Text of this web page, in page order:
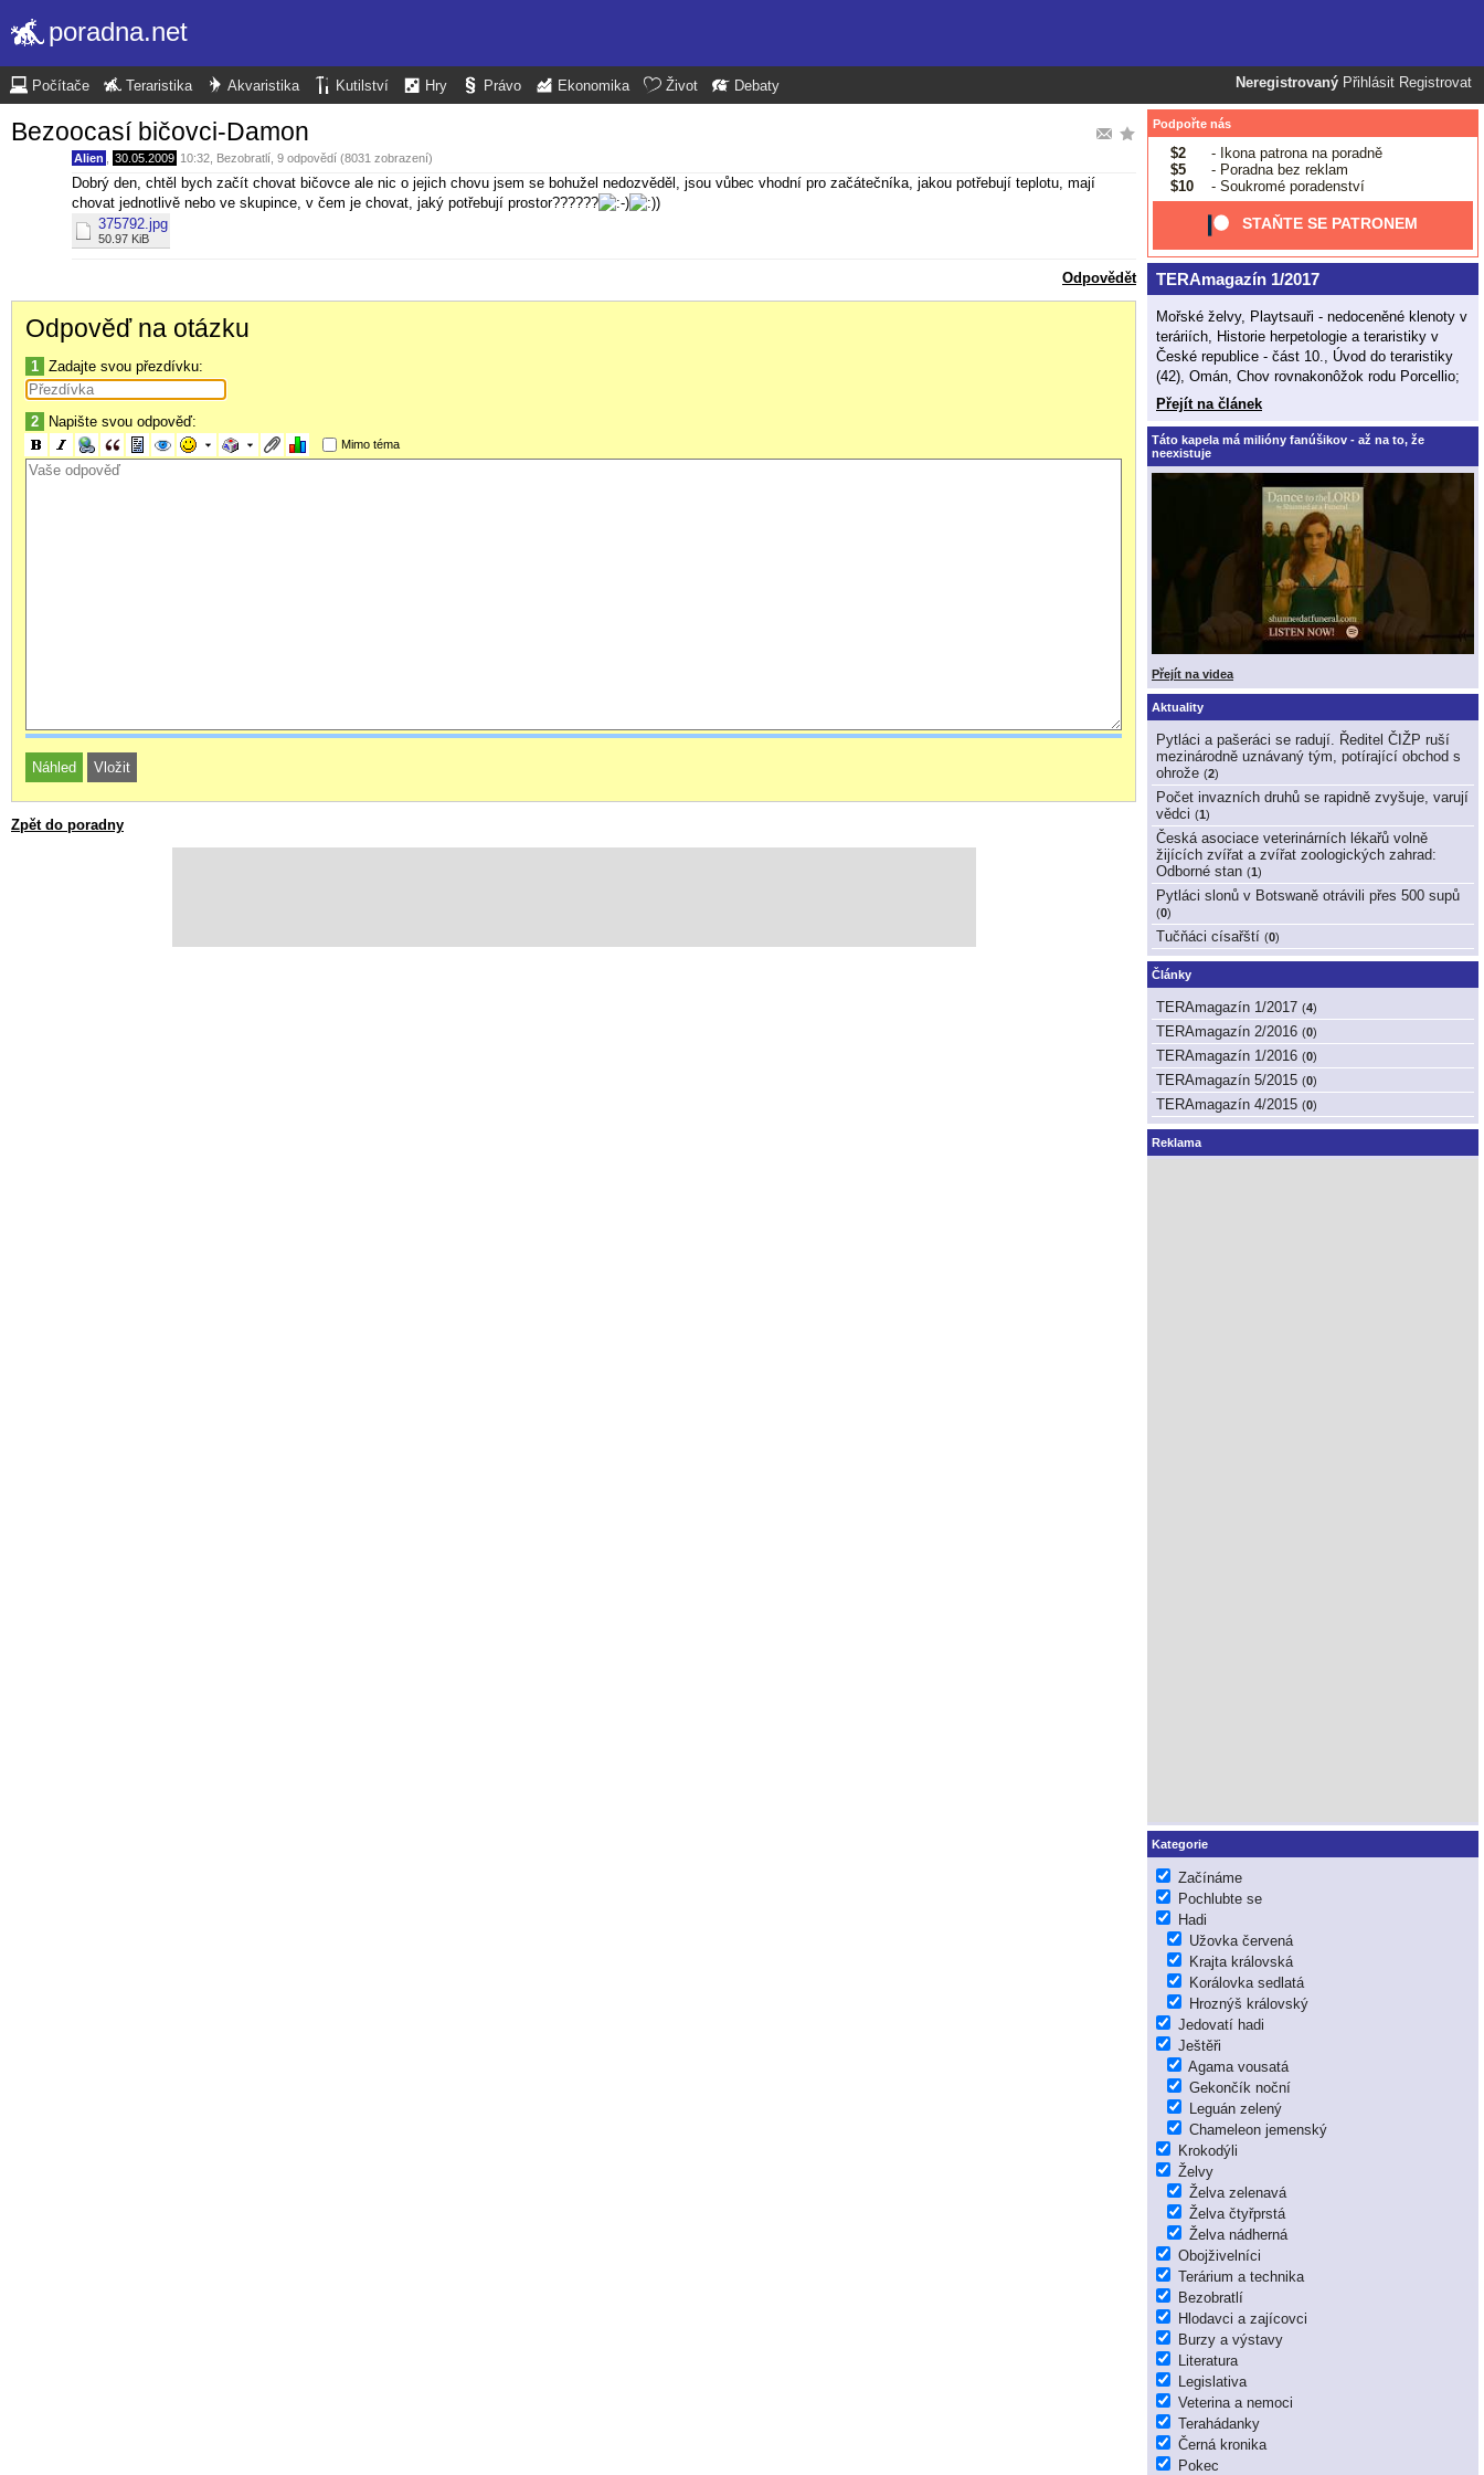
poradna.net
Neregistrovaný Přihlásit Registrovat
Počítače Teraristika Akvaristika Kutilství Hry Právo Ekonomika Život Debaty
Bezoocasí bičovci-Damon
Alien 30.05.2009 10:32 Bezobratlí , 9 odpovědí (8031 zobrazení)
Dobrý den, chtěl bych začít chovat bičovce ale nic o jejich chovu jsem se bohužel nedozvěděl, jsou vůbec vhodní pro začátečníka, jakou potřebují teplotu, mají
chovat jednotlivě nebo ve skupince, v čem je chovat, jaký potřebují prostor??????
375792.jpg
50.97 KiB
Odpovědět
Odpověď na otázku
1 Zadajte svou přezdívku:
2 Napište svou odpověď:
Mimo téma
Zpět do poradny
Podpořte nás
$2
- Ikona patrona na poradně
$5
- Poradna bez reklam
$10
- Soukromé poradenství
STAŇTE SE PATRONEM
TERAmagazín 1/2017
Mořské želvy, Playtsauři - nedoceněné klenoty v
teráriích, Historie herpetologie a teraristiky v
České republice - část 10., Úvod do teraristiky
(42), Omán, Chov rovnakonôžok rodu Porcellio;
Přejít na článek
Táto kapela má milióny fanúšikov - až na to, že
neexistuje
Přejít na videa
Aktuality
Pytláci a pašeráci se radují. Ředitel ČIŽP ruší
mezinárodně uznávaný tým, potírající obchod s
ohrože (2)
Počet invazních druhů se rapidně zvyšuje, varují
vědci (1)
Česká asociace veterinárních lékařů volně
žijících zvířat a zvířat zoologických zahrad:
Odborné stan (1)
Pytláci slonů v Botswaně otrávili přes 500 supů
(0)
Tučňáci císařští (0)
Články
TERAmagazín 1/2017 (4)
TERAmagazín 2/2016 (0)
TERAmagazín 1/2016 (0)
TERAmagazín 5/2015 (0)
TERAmagazín 4/2015 (0)
Reklama
Kategorie
Začínáme
Pochlubte se
Hadi
Užovka červená
Krajta královská
Korálovka sedlatá
Hroznýš královský
Jedovatí hadi
Ještěři
Agama vousatá
Gekončík noční
Leguán zelený
Chameleon jemenský
Krokodýli
Želvy
Želva zelenavá
Želva čtyřprstá
Želva nádherná
Obojživelníci
Terárium a technika
Bezobratlí
Hlodavci a zajícovci
Burzy a výstavy
Literatura
Legislativa
Veterina a nemoci
Terahádanky
Černá kronika
Pokec